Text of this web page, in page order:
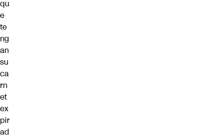
qu
e
te
ng
an
su
ca
rn
et
ex
pir
ad